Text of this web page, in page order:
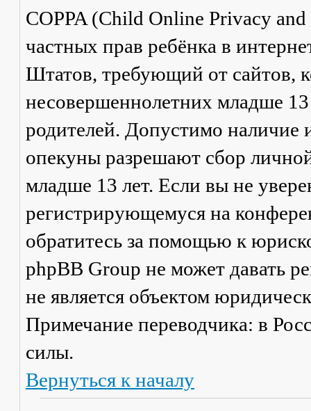
COPPA (Child Online Privacy
частных прав ребёнка в
Штатов, требующий от сайтов,
несовершеннолетних младше 13
родителей. Допустимо наличие
опекуны разрешают сбор
младше 13 лет. Если вы не
регистрирующемуся на
обратитесь за помощью к
phpBB Group не может давать
не является объектом
Примечание переводчика: в
силы.
Вернуться к началу